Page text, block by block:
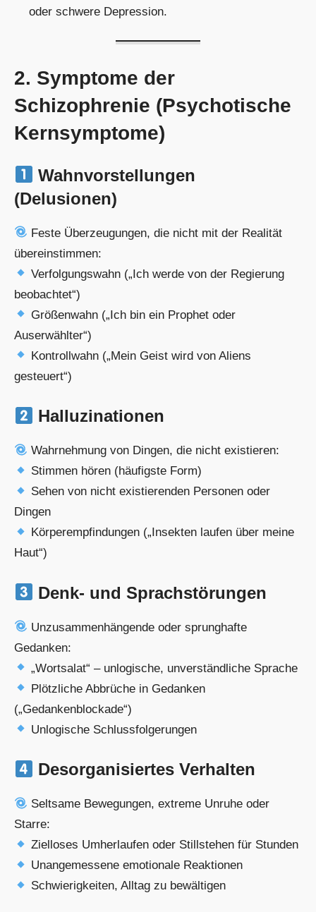
oder schwere Depression.
2. Symptome der
Schizophrenie (Psychotische
Kernsymptome)
Wahnvorstellungen
(Delusionen)
Feste Überzeugungen, die nicht mit der Realität
übereinstimmen:
Verfolgungswahn („Ich werde von der Regierung
beobachtet“)
Größenwahn („Ich bin ein Prophet oder
Auserwählter“)
Kontrollwahn („Mein Geist wird von Aliens
gesteuert“)
Halluzinationen
Wahrnehmung von Dingen, die nicht existieren:
Stimmen hören (häufigste Form)
Sehen von nicht existierenden Personen oder
Dingen
Körperempfindungen („Insekten laufen über meine
Haut“)
Denk- und Sprachstörungen
Unzusammenhängende oder sprunghafte
Gedanken:
„Wortsalat“ – unlogische, unverständliche Sprache
Plötzliche Abbrüche in Gedanken
(„Gedankenblockade“)
Unlogische Schlussfolgerungen
Desorganisiertes Verhalten
Seltsame Bewegungen, extreme Unruhe oder
Starre:
Zielloses Umherlaufen oder Stillstehen für Stunden
Unangemessene emotionale Reaktionen
Schwierigkeiten, Alltag zu bewältigen